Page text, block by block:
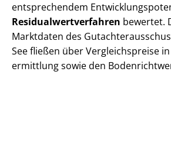
entsprechendem
Re­si­du­al­wert­ver­fah­ren bewertet.
Marktdaten des
See fließen über Ver­gleichs­prei­se
ermitt­lung sowie den